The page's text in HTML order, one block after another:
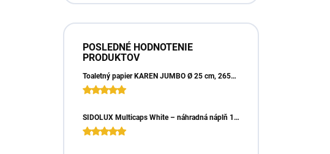
POSLEDNÉ HODNOTENIE
PRODUKTOV
Toaletný papier KAREN JUMBO Ø 25 cm, 265m, 2vrst. (6ks)
SIDOLUX Multicaps White – náhradná náplň 10ks